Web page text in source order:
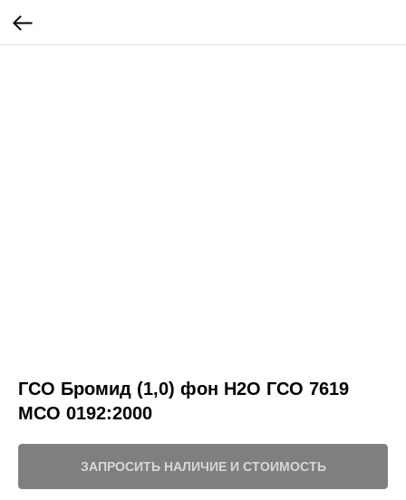
ГСО Бромид (1,0) фон Н2О ГСО 7619
МСО 0192:2000
ЗАПРОСИТЬ НАЛИЧИЕ И СТОИМОСТЬ